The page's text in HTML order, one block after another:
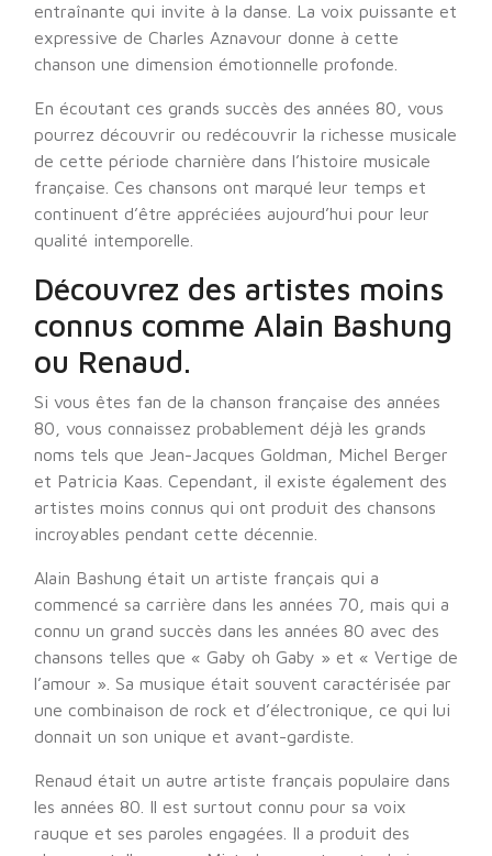
entraînante qui invite à la danse. La voix puissante et
expressive de Charles Aznavour donne à cette
chanson une dimension émotionnelle profonde.
En écoutant ces grands succès des années 80, vous
pourrez découvrir ou redécouvrir la richesse musicale
de cette période charnière dans l’histoire musicale
française. Ces chansons ont marqué leur temps et
continuent d’être appréciées aujourd’hui pour leur
qualité intemporelle.
Découvrez des artistes moins
connus comme Alain Bashung
ou Renaud.
Si vous êtes fan de la chanson française des années
80, vous connaissez probablement déjà les grands
noms tels que Jean-Jacques Goldman, Michel Berger
et Patricia Kaas. Cependant, il existe également des
artistes moins connus qui ont produit des chansons
incroyables pendant cette décennie.
Alain Bashung était un artiste français qui a
commencé sa carrière dans les années 70, mais qui a
connu un grand succès dans les années 80 avec des
chansons telles que « Gaby oh Gaby » et « Vertige de
l’amour ». Sa musique était souvent caractérisée par
une combinaison de rock et d’électronique, ce qui lui
donnait un son unique et avant-gardiste.
Renaud était un autre artiste français populaire dans
les années 80. Il est surtout connu pour sa voix
rauque et ses paroles engagées. Il a produit des